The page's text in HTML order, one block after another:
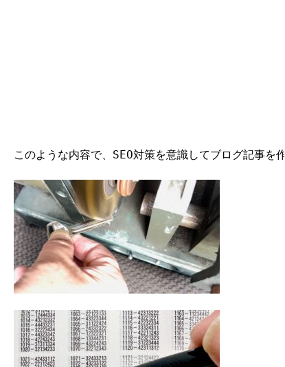
このような内容で、SEO対策を意識してブログ記事